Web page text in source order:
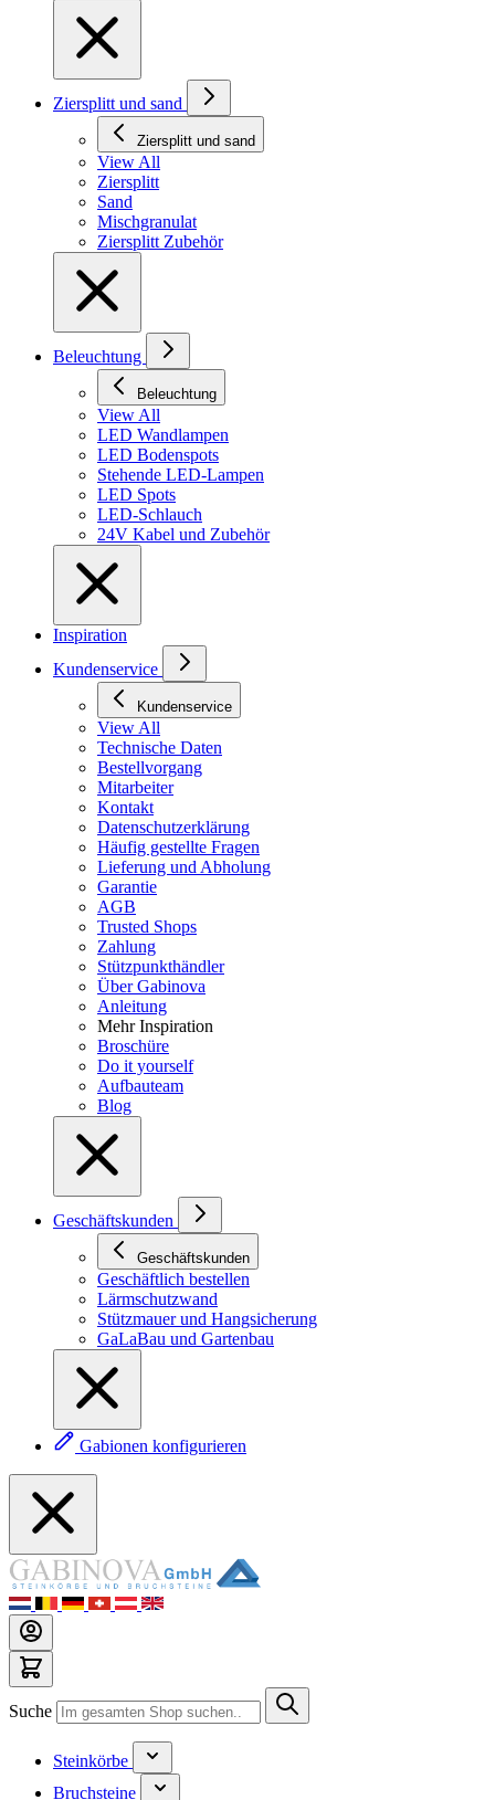
Ziersplitt und sand
Ziersplitt und sand
View All
Ziersplitt
Sand
Mischgranulat
Ziersplitt Zubehör
Beleuchtung
Beleuchtung
View All
LED Wandlampen
LED Bodenspots
Stehende LED-Lampen
LED Spots
LED-Schlauch
24V Kabel und Zubehör
Inspiration
Kundenservice
Kundenservice
View All
Technische Daten
Bestellvorgang
Mitarbeiter
Kontakt
Datenschutzerklärung
Häufig gestellte Fragen
Lieferung und Abholung
Garantie
AGB
Trusted Shops
Zahlung
Stützpunkthändler
Über Gabinova
Anleitung
Mehr Inspiration
Broschüre
Do it yourself
Aufbauteam
Blog
Geschäftskunden
Geschäftskunden
Geschäftlich bestellen
Lärmschutzwand
Stützmauer und Hangsicherung
GaLaBau und Gartenbau
Gabionen konfigurieren
Suche
Steinkörbe
Bruchsteine